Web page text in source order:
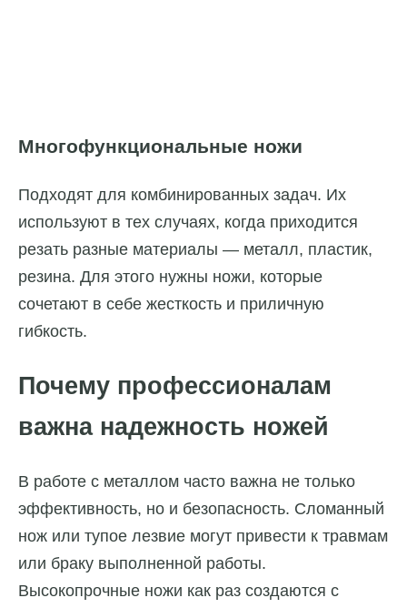
Многофункциональные ножи
Подходят для комбинированных задач. Их
используют в тех случаях, когда приходится
резать разные материалы — металл, пластик,
резина. Для этого нужны ножи, которые
сочетают в себе жесткость и приличную
гибкость.
Почему профессионалам
важна надежность ножей
В работе с металлом часто важна не только
эффективность, но и безопасность. Сломанный
нож или тупое лезвие могут привести к травмам
или браку выполненной работы.
Высокопрочные ножи как раз создаются с